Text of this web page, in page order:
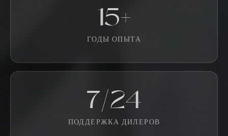
15+
ГОДЫ ОПЫТА
7/24
ПОДДЕРЖКА ДИЛЕРОВ